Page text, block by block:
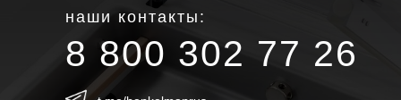
наши контакты:
8 800 302 77 26